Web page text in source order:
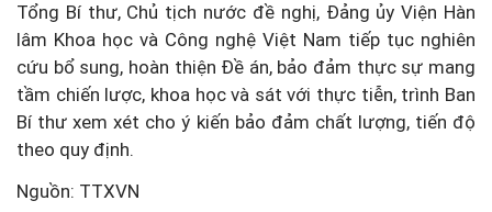
Tổng Bí thư, Chủ tịch nước đề nghị, Đảng ủy Viện Hàn
lâm Khoa học và Công nghệ Việt Nam tiếp tục nghiên
cứu bổ sung, hoàn thiện Đề án, bảo đảm thực sự mang
tầm chiến lược, khoa học và sát với thực tiễn, trình Ban
Bí thư xem xét cho ý kiến bảo đảm chất lượng, tiến độ
theo quy định.
Nguồn: TTXVN